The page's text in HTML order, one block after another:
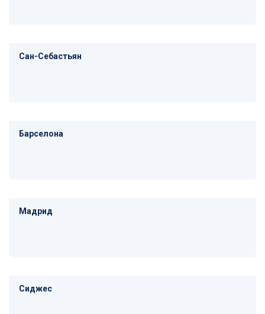
Сан-Себастьян
Барселона
Мадрид
Сиджес